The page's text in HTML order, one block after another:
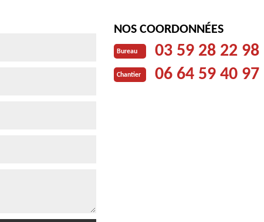
NOS COORDONNÉES
Bureau 03 59 28 22 98
Chantier 06 64 59 40 97